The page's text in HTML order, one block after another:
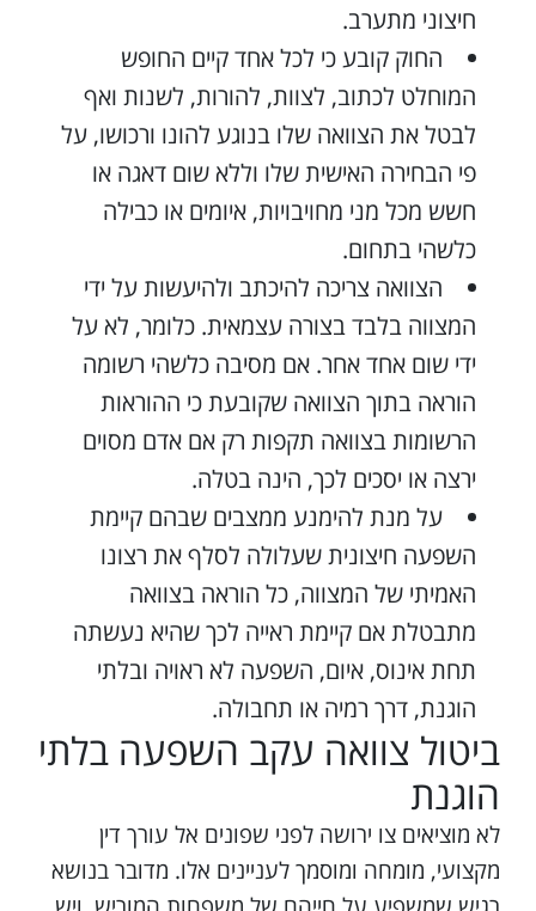
חיצוני מתערב.
החוק קובע כי לכל אחד קיים החופש
המוחלט לכתוב, לצוות, להורות, לשנות ואף
לבטל את הצוואה שלו בנוגע להונו ורכושו, על
פי הבחירה האישית שלו וללא שום דאגה או
חשש מכל מני מחויבויות, איומים או כבילה
כלשהי בתחום.
הצוואה צריכה להיכתב ולהיעשות על ידי
המצווה בלבד בצורה עצמאית. כלומר, לא על
ידי שום אחד אחר. אם מסיבה כלשהי רשומה
הוראה בתוך הצוואה שקובעת כי ההוראות
הרשומות בצוואה תקפות רק אם אדם מסוים
ירצה או יסכים לכך, הינה בטלה.
על מנת להימנע ממצבים שבהם קיימת
השפעה חיצונית שעלולה לסלף את רצונו
האמיתי של המצווה, כל הוראה בצוואה
מתבטלת אם קיימת ראייה לכך שהיא נעשתה
תחת אינוס, איום, השפעה לא ראויה ובלתי
הוגנת, דרך רמיה או תחבולה.
ביטול צוואה עקב השפעה בלתי
הוגנת
לא מוציאים צו ירושה לפני שפונים אל עורך דין
מקצועי, מומחה ומוסמך לעניינים אלו. מדובר בנושא